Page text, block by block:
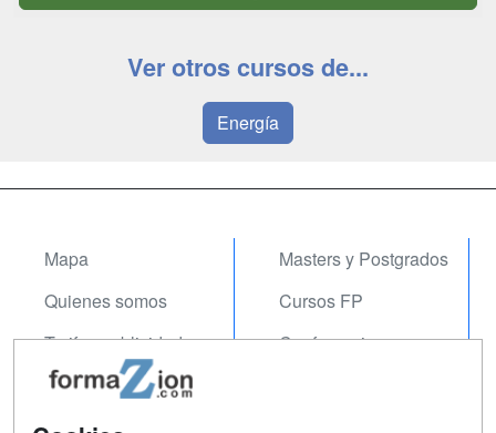
Ver otros cursos de...
Energía
Mapa
Quienes somos
Tarifas publicidad
Acceso Usuarios
Acceso Centros
Masters y Postgrados
Cursos FP
Conferencias